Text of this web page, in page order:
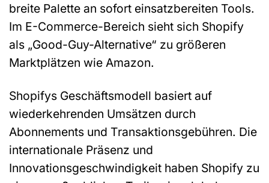
breite Palette an sofort einsatzbereiten Tools.
Im E-Commerce-Bereich sieht sich Shopify
als „Good-Guy-Alternative“ zu größeren
Marktplätzen wie Amazon.
Shopifys Geschäftsmodell basiert auf
wiederkehrenden Umsätzen durch
Abonnements und Transaktionsgebühren. Die
internationale Präsenz und
Innovationsgeschwindigkeit haben Shopify zu